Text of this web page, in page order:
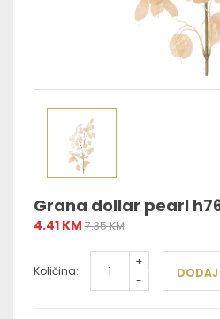
Grana dollar pearl
4.41 KM 7.35 KM
Količina:
+
-
DODAJ